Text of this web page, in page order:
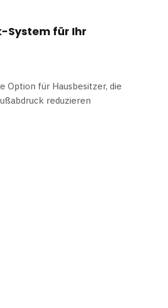
System für Ihr
Option für Hausbesitzer, die
reduzieren